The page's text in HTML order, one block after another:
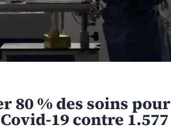
80 % des soins pour
19 contre 1.577